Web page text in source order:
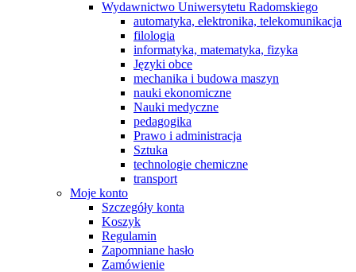
Wydawnictwo Uniwersytetu Radomskiego
automatyka, elektronika, telekomunikacja
filologia
informatyka, matematyka, fizyka
Języki obce
mechanika i budowa maszyn
nauki ekonomiczne
Nauki medyczne
pedagogika
Prawo i administracja
Sztuka
technologie chemiczne
transport
Moje konto
Szczegóły konta
Koszyk
Regulamin
Zapomniane hasło
Zamówienie